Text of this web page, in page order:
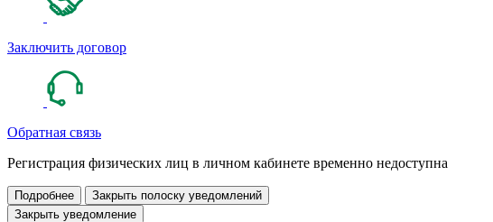
Заключить договор
Обратная связь
Регистрация физических лиц в личном кабинете временно недоступна
Подробнее
Закрыть полоску уведомлений
Закрыть уведомление